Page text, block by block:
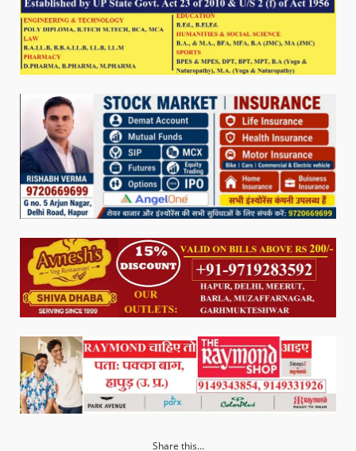
Share this...